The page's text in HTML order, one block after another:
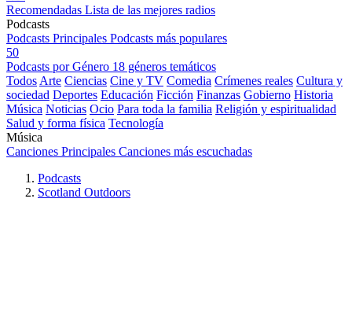
Recomendadas Lista de las mejores radios
Podcasts
Podcasts Principales Podcasts más populares
50
Podcasts por Género 18 géneros temáticos
Todos Arte Ciencias Cine y TV Comedia Crímenes reales Cultura y
sociedad Deportes Educación Ficción Finanzas Gobierno Historia
Música Noticias Ocio Para toda la familia Religión y espiritualidad
Salud y forma física Tecnología
Música
Canciones Principales Canciones más escuchadas
Podcasts
Scotland Outdoors